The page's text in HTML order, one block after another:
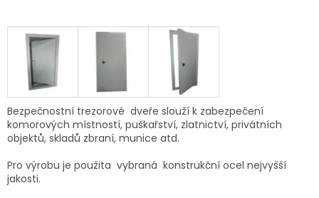
Bezpečnostní trezorové dveře slouží k zabezpečení
komorových místností, puškařství, zlatnictví, privátních
objektů, skladů zbraní, munice atd.
Pro výrobu je použita vybraná konstrukční ocel nejvyšší
jakosti.